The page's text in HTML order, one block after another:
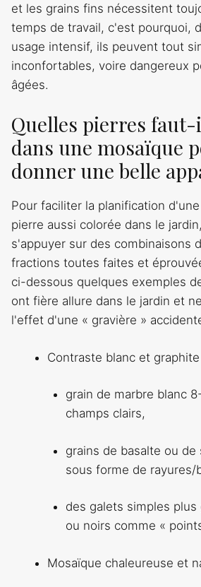
et les grains fins nécessitent
temps de travail, c'est pourquoi,
usage intensif, ils peuvent tout
inconfortables, voire dangereux
âgées.
Quelles pierres
dans une mosaïque
donner une belle
Pour faciliter la planification
pierre aussi colorée dans le
s'appuyer sur des combinaisons
fractions toutes faites et
ci-dessous quelques exemples
ont fière allure dans le jardin et
l'effet d'une « gravière »
Contraste blanc et
grain de marbre blanc
champs clairs,
grains de basalte ou
sous forme de rayures/
des galets simples
ou noirs comme «
Mosaïque chaleureuse et